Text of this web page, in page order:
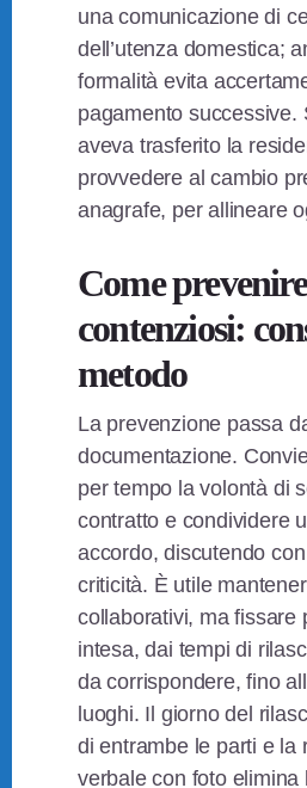
una comunicazione di
dell’utenza domestica;
formalità evita
pagamento successive.
aveva trasferito la
provvedere al cambio
anagrafe, per allineare
Come prevenire
contenziosi:
metodo
La prevenzione passa
documentazione.
per tempo la volontà di
contratto e condividere
accordo, discutendo
criticità. È utile
collaborativi, ma fissare
intesa, dai tempi di
da corrispondere, fino
luoghi. Il giorno del
di entrambe le parti e la
verbale con foto elimina